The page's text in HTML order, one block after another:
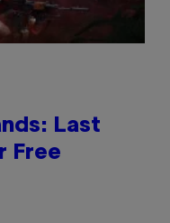
Last
Free